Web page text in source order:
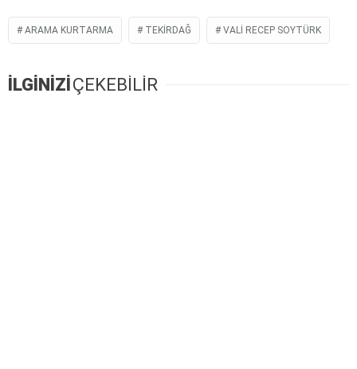
ARAMA KURTARMA TEKIRDAĞ VALI RECEP SOYTÜRK
İLGİNİZİÇEKEBİLİR